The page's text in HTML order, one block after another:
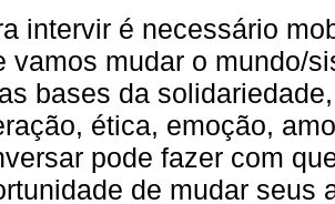
intervir é necessário
vamos mudar o mundo/
bases da
ética, emoção,
pode fazer com
de mudar seus